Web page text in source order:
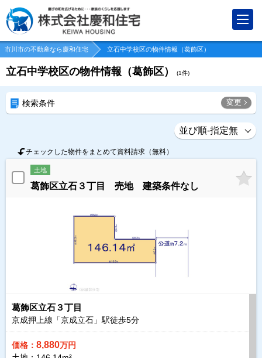
市川市の不動産なら慶和住宅 立石中学校区の物件情報（葛飾区）
立石中学校区の物件情報（葛飾区） (1件)
検索条件 変更
チェックした物件をまとめて資料請求（無料）
土地
葛飾区立石３丁目 売地 建築条件なし
葛飾区立石３丁目
京成押上線「京成立石」駅徒歩5分
価格： 8,880万円